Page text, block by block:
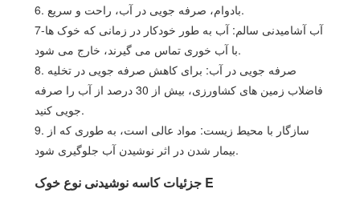
6. بادوام، صرفه جویی در آب، راحت و سریع.
7-آب آشامیدنی سالم: آب به طور خودکار در زمانی که خوک ها
با آب خوری تماس می گیرند، خارج می شود.
8. صرفه جویی در آب: برای کاهش صرفه جویی در تخلیه
فاضلاب زمین های کشاورزی، بیش از 30 درصد از آب را صرفه
جویی کنید.
9. سازگار با محیط زیست: مواد عالی است، به طوری که از
بیمار شدن در اثر نوشیدن آب جلوگیری شود.
جزئیات کاسه نوشیدنی نوع خوک E